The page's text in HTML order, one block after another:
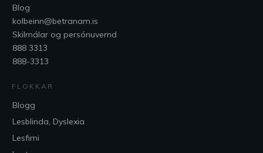
Blog
kolbeinn@betranam.is
Skilmálar og persónuvernd
888 3313
888-3313
FLOKKAR
Blogg
Lesblinda, Dyslexia
Lesfimi